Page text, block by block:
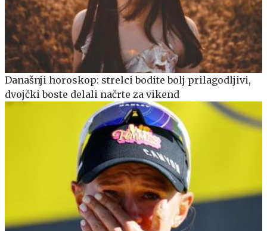
Današnji horoskop: strelci bodite bolj prilagodljivi,
dvojčki boste delali načrte za vikend